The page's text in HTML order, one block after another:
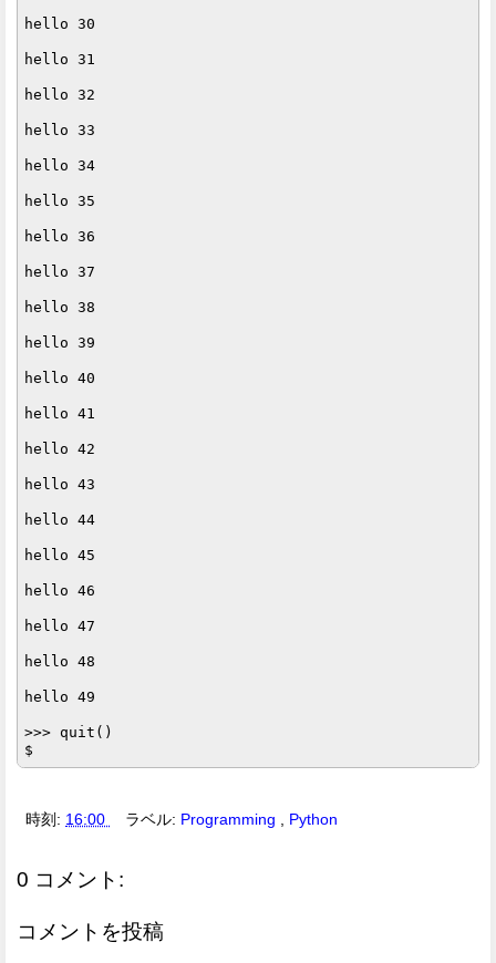
hello 30
hello 31
hello 32
hello 33
hello 34
hello 35
hello 36
hello 37
hello 38
hello 39
hello 40
hello 41
hello 42
hello 43
hello 44
hello 45
hello 46
hello 47
hello 48
hello 49
>>> quit()
時刻: 16:00 ラベル: Programming Python
0 コメント:
コメントを投稿